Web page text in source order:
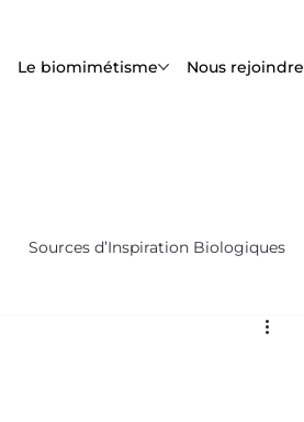
Le biomimétisme Nous rejoindre
Sources d’Inspiration Biologiques